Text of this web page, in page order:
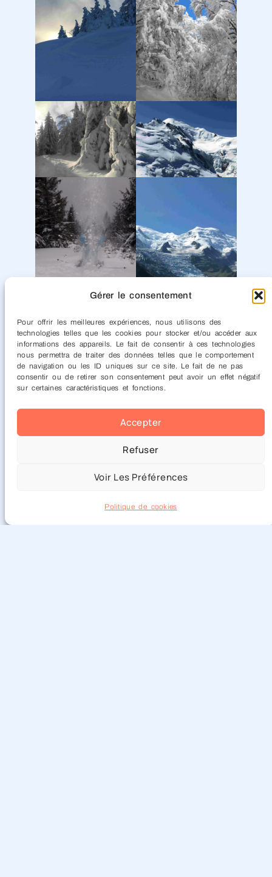
Gérer le consentement
Pour offrir les meilleures expériences, nous utilisons des
technologies telles que les cookies pour stocker et/ou accéder aux
informations des appareils. Le fait de consentir à ces technologies
nous permettra de traiter des données telles que le comportement
de navigation ou les ID uniques sur ce site. Le fait de ne pas
consentir ou de retirer son consentement peut avoir un effet négatif
sur certaines caractéristiques et fonctions.
Accepter
Refuser
Voir Les Préférences
Politique de cookies